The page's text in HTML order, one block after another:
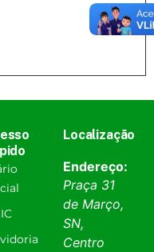
Localização
Endereço:
Praça 31
de Março,
SN,
Centro